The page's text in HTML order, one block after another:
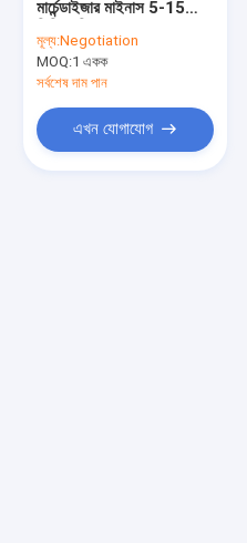
মার্চেন্ডাইজার মাইনাস 5-15
মূল্য:Negotiation
MOQ:1 একক
সর্বশেষ দাম পান
এখন যোগাযোগ